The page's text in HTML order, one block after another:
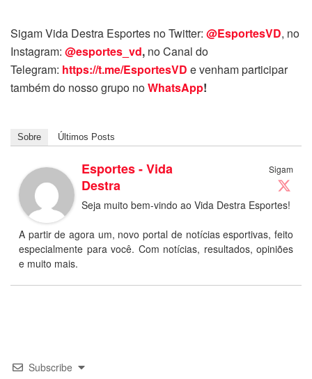
Sigam Vida Destra Esportes no Twitter: @EsportesVD, no
Instagram: @esportes_vd, no Canal do
Telegram: https://t.me/EsportesVD e venham participar
também do nosso grupo noWhatsApp!
Sobre Últimos Posts
Sigam
Esportes - Vida
Destra
Seja muito bem-vindo ao Vida Destra Esportes!
A partir de agora um, novo portal de notícias esportivas, feito
especialmente para você. Com notícias, resultados, opiniões
e muito mais.
Subscribe